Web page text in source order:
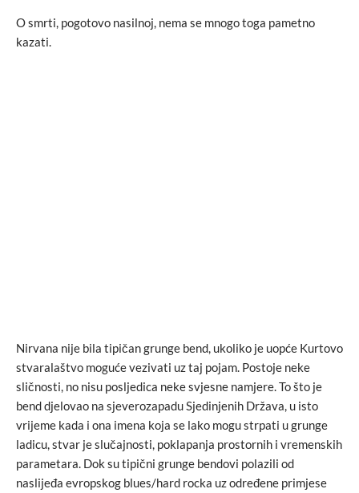
O smrti, pogotovo nasilnoj, nema se mnogo toga pametno
kazati.
Nirvana nije bila tipičan grunge bend, ukoliko je uopće Kurtovo
stvaralaštvo moguće vezivati uz taj pojam. Postoje neke
sličnosti, no nisu posljedica neke svjesne namjere. To što je
bend djelovao na sjeverozapadu Sjedinjenih Država, u isto
vrijeme kada i ona imena koja se lako mogu strpati u grunge
ladicu, stvar je slučajnosti, poklapanja prostornih i vremenskih
parametara. Dok su tipični grunge bendovi polazili od
naslijeđa evropskog blues/hard rocka uz određene primjese